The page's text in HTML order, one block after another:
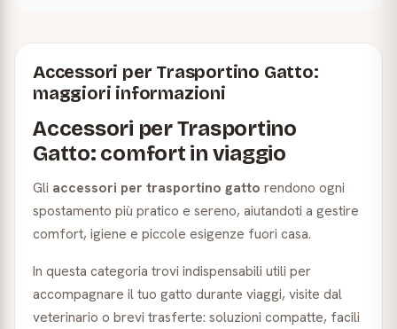
Accessori per Trasportino Gatto:
maggiori informazioni
Accessori per Trasportino
Gatto: comfort in viaggio
Gli accessori per trasportino gatto rendono ogni
spostamento più pratico e sereno, aiutandoti a gestire
comfort, igiene e piccole esigenze fuori casa.
In questa categoria trovi indispensabili utili per
accompagnare il tuo gatto durante viaggi, visite dal
veterinario o brevi trasferte: soluzioni compatte, facili